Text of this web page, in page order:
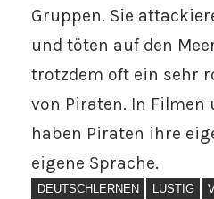
Gruppen. Sie
und töten auf den
trotzdem oft ein sehr
von Piraten. In Filmen
haben Piraten ihre
eigene Sprache.
DEUTSCHLERNEN LUSTIG